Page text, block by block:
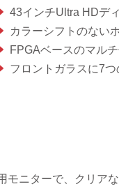
43インチUltra HDディスプレイ、光学的に接
カラーシフトのない
FPGAベースのマルチ信号・マルチ
フロントガラスに7つの
エッジ・トゥ・エッジのガラス表面と最
ニターで、クリア